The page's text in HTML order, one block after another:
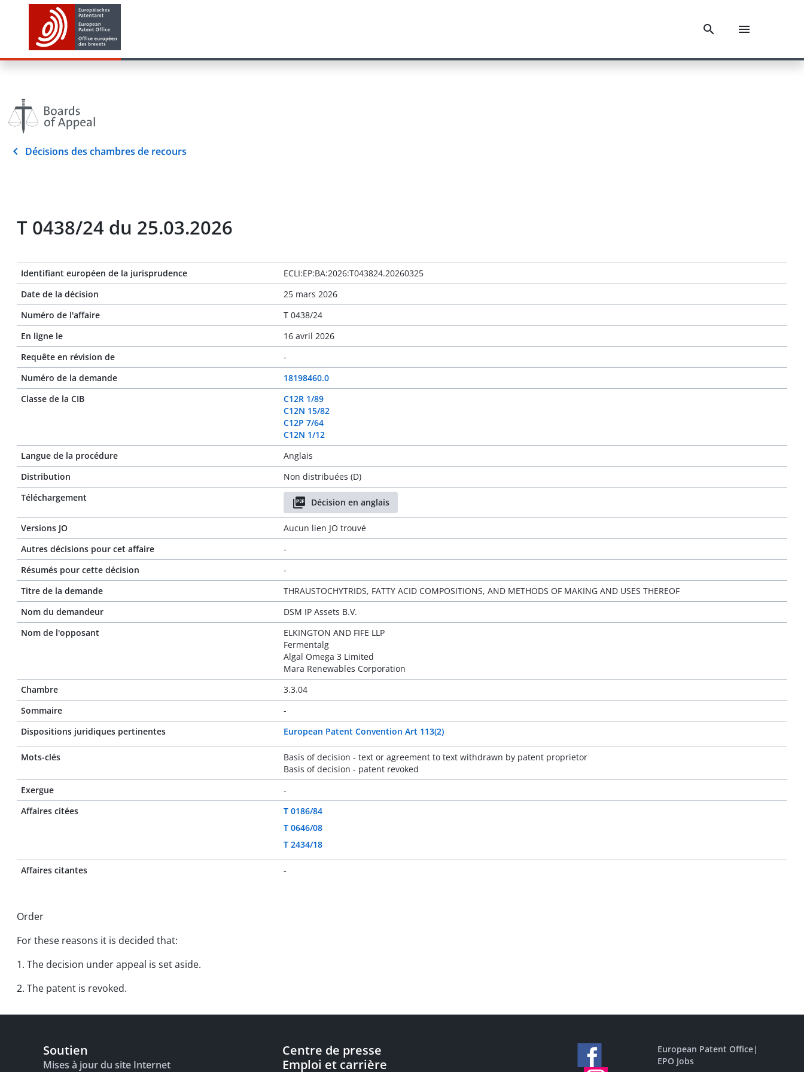
Décisions des chambres de recours
T 0438/24 du 25.03.2026
Identifiant européen de la jurisprudence
ECLI:EP:BA:2026:T043824.20260325
Date de la décision
25 mars 2026
Numéro de l'affaire
T 0438/24
En ligne le
16 avril 2026
Requête en révision de
-
Numéro de la demande
18198460.0
Classe de la CIB
C12R 1/89
C12N 15/82
C12P 7/64
C12N 1/12
Langue de la procédure
Anglais
Distribution
Non distribuées (D)
Téléchargement
Décision en anglais
Versions JO
Aucun lien JO trouvé
Autres décisions pour cet affaire
-
Résumés pour cette décision
-
Titre de la demande
THRAUSTOCHYTRIDS, FATTY ACID COMPOSITIONS, AND METHODS OF MAKING AND USES THEREOF
Nom du demandeur
DSM IP Assets B.V.
Nom de l'opposant
ELKINGTON AND FIFE LLP
Fermentalg
Algal Omega 3 Limited
Mara Renewables Corporation
Chambre
3.3.04
Sommaire
-
Dispositions juridiques pertinentes
European Patent Convention Art 113(2)
Mots-clés
Basis of decision - text or agreement to text withdrawn by patent proprietor
Basis of decision - patent revoked
Exergue
-
Affaires citées
T 0186/84
T 0646/08
T 2434/18
Affaires citantes -
Order
For these reasons it is decided that:
1. The decision under appeal is set aside.
2. The patent is revoked.
Soutien
Mises à jour du site Internet
Centre de presse
Emploi et carrière
European Patent Office|
EPO Jobs